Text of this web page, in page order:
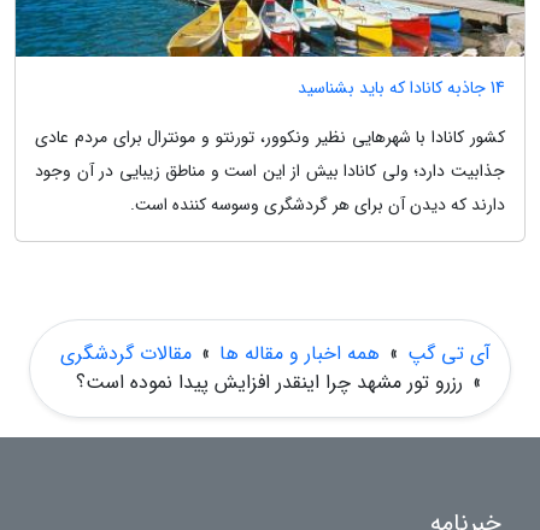
14 جاذبه کانادا که باید بشناسید
کشور کانادا با شهرهایی نظیر ونکوور، تورنتو و مونترال برای مردم عادی
جذابیت دارد؛ ولی کانادا بیش از این است و مناطق زیبایی در آن وجود
دارند که دیدن آن برای هر گردشگری وسوسه کننده است.
آی تی گپ » همه اخبار و مقاله ها » مقالات گردشگری
» رزرو تور مشهد چرا اینقدر افزایش پیدا نموده است؟